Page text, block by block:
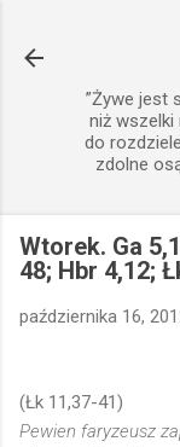
”Żywe jest
niż wszelki
do
zdolne
Wtorek. Ga
48; Hbr 4,12;
października 16,
(Łk 11,37-41)
Pewien faryzeusz